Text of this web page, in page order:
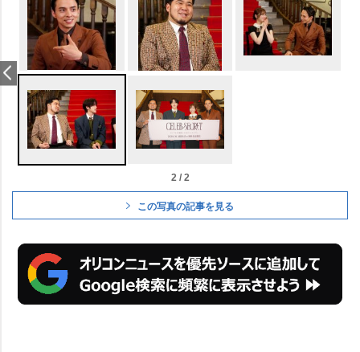
2 / 2
この写真の記事を見る